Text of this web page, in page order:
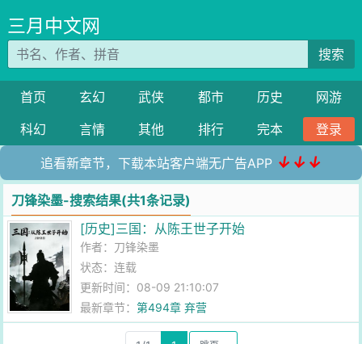
三月中文网
搜索
首页 玄幻 武侠 都市 历史
网游
科幻
言情 其他 排行 完本 登录
追看新章节，下载本站客户端无广告APP ↓↓↓
刀锋染墨-搜索结果(共1条记录)
[历史]三国：从陈王世子开始
作者： 刀锋染墨
状态：连载
更新时间：08-09 21:10:07
最新章节：第494章 弃营